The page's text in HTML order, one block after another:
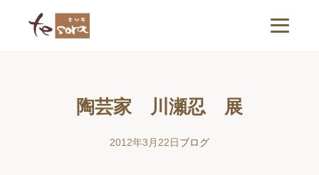
陶芸家 川瀬忍 展
2012年3月22日ブログ